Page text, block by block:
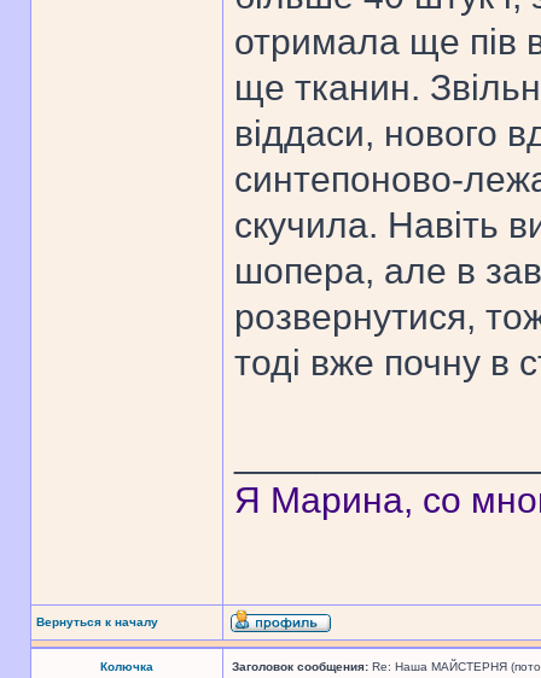
отримала ще пів
ще тканин.
віддаси, нового
синтепоново-
скучила. Навіть
шопера, але в
розвернутися,
тоді вже почну в
Я Марина, со
Вернуться к началу
Колючка Заголовок сообщения: Re: Наша МАЙСТЕРНЯ